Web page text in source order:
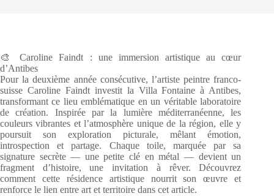
🎨 Caroline Faindt : une immersion artistique au cœur
d’Antibes
Pour la deuxième année consécutive, l’artiste peintre franco-
suisse Caroline Faindt investit la Villa Fontaine à Antibes,
transformant ce lieu emblématique en un véritable laboratoire
de création. Inspirée par la lumière méditerranéenne, les
couleurs vibrantes et l’atmosphère unique de la région, elle y
poursuit son exploration picturale, mêlant émotion,
introspection et partage. Chaque toile, marquée par sa
signature secrète — une petite clé en métal — devient un
fragment d’histoire, une invitation à rêver. Découvrez
comment cette résidence artistique nourrit son œuvre et
renforce le lien entre art et territoire dans cet article.